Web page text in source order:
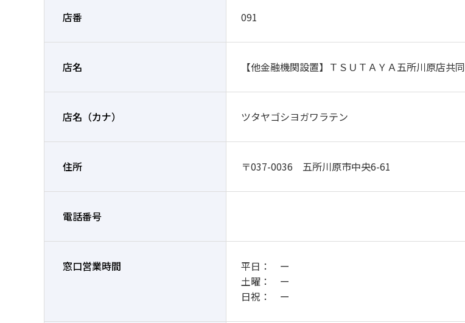
店番 091
店名 【他金融機関設置】ＴＳＵＴＡＹＡ五所川原店共同
店名 （カナ） ツタヤゴシヨガワラテン
住所 〒037-0036 五所川原市中央6-61
電話番号
窓口営業時間
平日： ー
土曜： ー
日祝： ー